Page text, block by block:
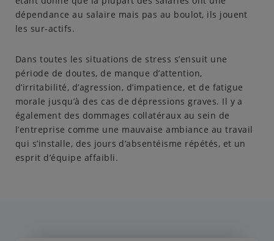
dépendance au salaire mais pas au boulot, ils jouent
les sur-actifs.
Dans toutes les situations de stress s’ensuit une
période de doutes, de manque d’attention,
d’irritabilité, d’agression, d’impatience, et de fatigue
morale jusqu’à des cas de dépressions graves. Il y a
également des dommages collatéraux au sein de
l’entreprise comme une mauvaise ambiance au travail
qui s’installe, des jours d’absentéisme répétés, et un
esprit d’équipe affaibli.